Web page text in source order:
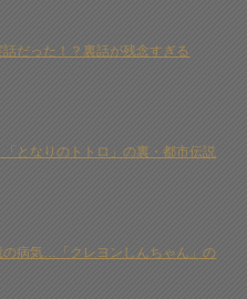
話だった！？裏話が残念すぎる
となりのトトロ」の裏・都市伝説
の病気…「クレヨンしんちゃん」の